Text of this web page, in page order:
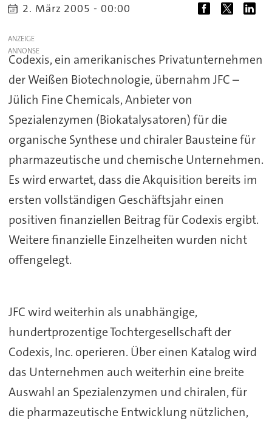
2. März 2005 - 00:00
ANZEIGE
Codexis, ein amerikanisches Privatunternehmen
der Weißen Biotechnologie, übernahm JFC –
Jülich Fine Chemicals, Anbieter von
Spezialenzymen (Biokatalysatoren) für die
organische Synthese und chiraler Bausteine für
pharmazeutische und chemische Unternehmen.
Es wird erwartet, dass die Akquisition bereits im
ersten vollständigen Geschäftsjahr einen
positiven finanziellen Beitrag für Codexis ergibt.
Weitere finanzielle Einzelheiten wurden nicht
offengelegt.
JFC wird weiterhin als unabhängige,
hundertprozentige Tochtergesellschaft der
Codexis, Inc. operieren. Über einen Katalog wird
das Unternehmen auch weiterhin eine breite
Auswahl an Spezialenzymen und chiralen, für
die pharmazeutische Entwicklung nützlichen,